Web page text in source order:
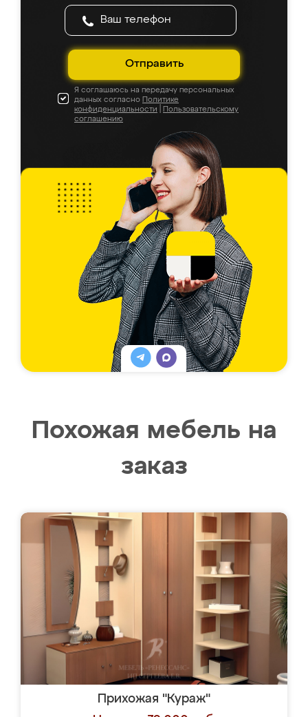
Отправить
Я соглашаюсь на передачу персональных
данных согласно Политике
конфиденциальности
Пользовательскому
соглашению
Похожая мебель на
заказ
Прихожая "Кураж"